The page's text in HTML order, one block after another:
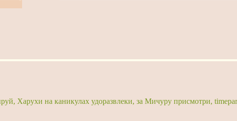
Харухи на каникулах удоразвлеки, за Мичуру присмотри,